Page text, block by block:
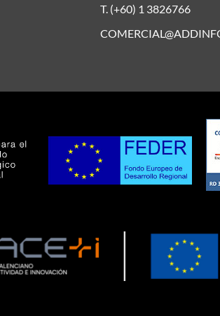
T. (+60) 1 3826766